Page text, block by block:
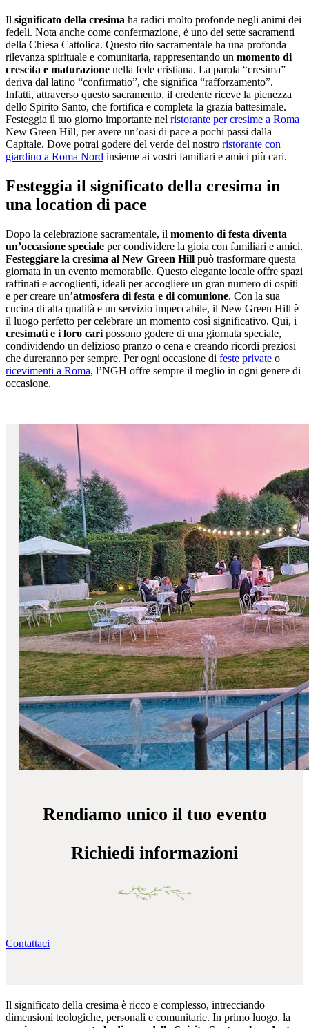
Il significato della cresima ha radici molto profonde negli animi dei
fedeli. Nota anche come confermazione, è uno dei sette sacramenti
della Chiesa Cattolica. Questo rito sacramentale ha una profonda
rilevanza spirituale e comunitaria, rappresentando un momento di
crescita e maturazione nella fede cristiana. La parola “cresima”
deriva dal latino “confirmatio”, che significa “rafforzamento”.
Infatti, attraverso questo sacramento, il credente riceve la pienezza
dello Spirito Santo, che fortifica e completa la grazia battesimale.
Festeggia il tuo giorno importante nel ristorante per cresime a Roma
New Green Hill, per avere un’oasi di pace a pochi passi dalla
Capitale. Dove potrai godere del verde del nostro ristorante con
giardino a Roma Nord insieme ai vostri familiari e amici più cari.
Festeggia il significato della cresima in
una location di pace
Dopo la celebrazione sacramentale, il momento di festa diventa
un’occasione speciale per condividere la gioia con familiari e amici.
Festeggiare la cresima al New Green Hill può trasformare questa
giornata in un evento memorabile. Questo elegante locale offre spazi
raffinati e accoglienti, ideali per accogliere un gran numero di ospiti
e per creare un’atmosfera di festa e di comunione. Con la sua
cucina di alta qualità e un servizio impeccabile, il New Green Hill è
il luogo perfetto per celebrare un momento così significativo. Qui, i
cresimati e i loro cari possono godere di una giornata speciale,
condividendo un delizioso pranzo o cena e creando ricordi preziosi
che dureranno per sempre. Per ogni occasione di feste private o
ricevimenti a Roma, l’NGH offre sempre il meglio in ogni genere di
occasione.
Rendiamo unico il tuo evento
Richiedi informazioni
Contattaci
Il significato della cresima è ricco e complesso, intrecciando
dimensioni teologiche, personali e comunitarie. In primo luogo, la